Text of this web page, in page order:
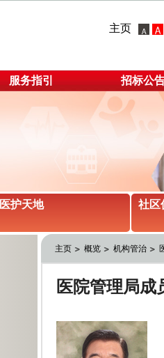
主页
服务指引 招标公
医护天地 社区
主页 概览 机构管治